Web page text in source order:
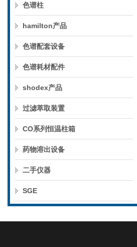
色谱柱
hamilton产品
色谱配套设备
色谱耗材配件
shodex产品
过滤萃取装置
CO系列恒温柱箱
药物溶出设备
二手仪器
SGE